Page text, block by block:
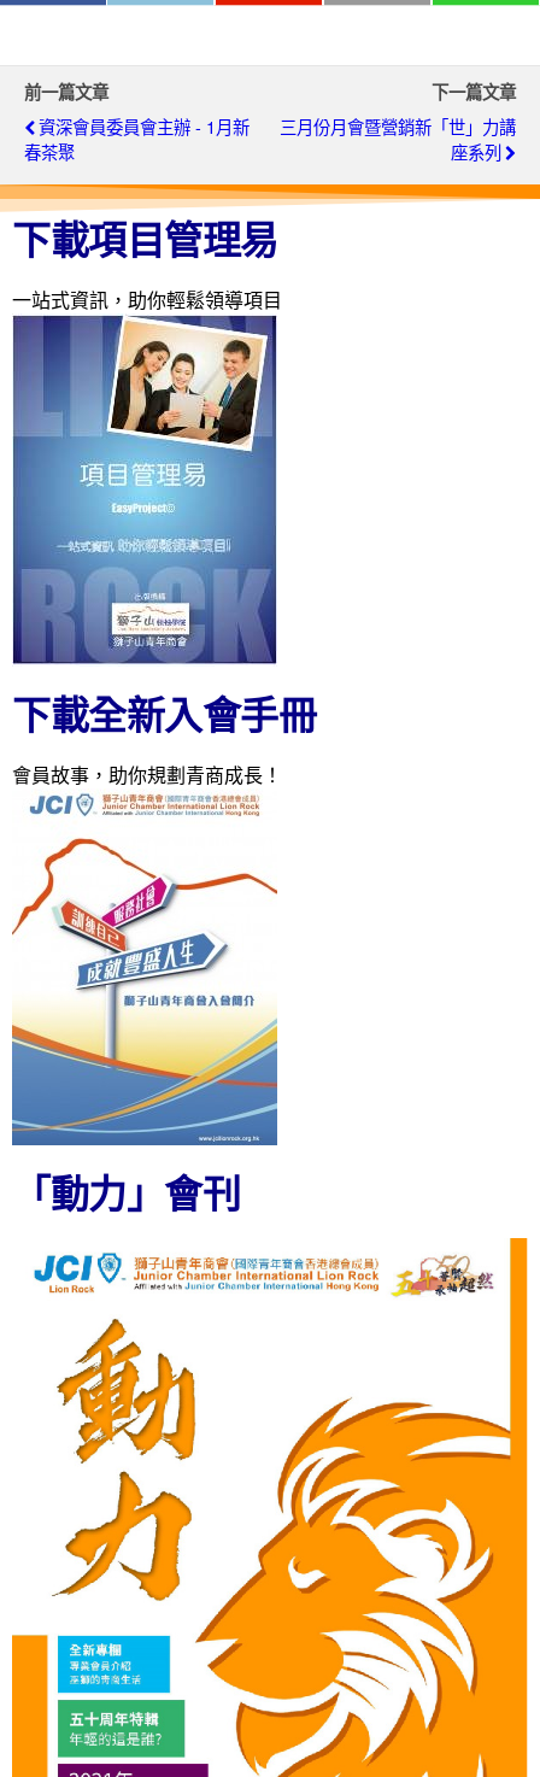
前一篇文章
資深會員委員會主辦 - 1月新
春茶聚
下一篇文章
三月份月會暨營銷新「世」力講
座系列
下載項目管理易
一站式資訊，助你輕鬆領導項目
下載全新入會手冊
會員故事，助你規劃青商成長！
「動力」會刊